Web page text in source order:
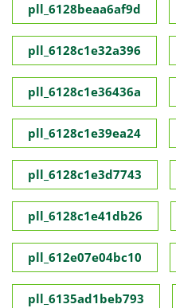
pll_6128beaa6af9d
pll_6128c1e32a396
pll_6128c1e36436a
pll_6128c1e39ea24
pll_6128c1e3d7743
pll_6128c1e41db26
pll_612e07e04bc10
pll_6135ad1beb793